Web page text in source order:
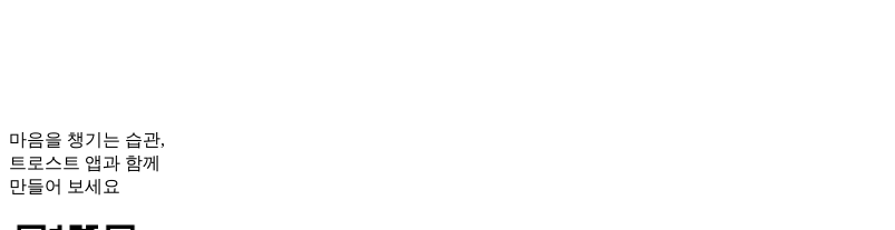
마음을 챙기는 습관,
트로스트 앱과 함께
만들어 보세요